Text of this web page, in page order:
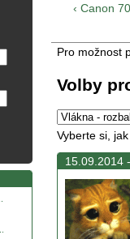
‹ Canon
Pro možnost
Volby
Vyberte si,
15.09.2014